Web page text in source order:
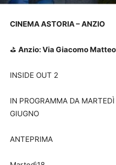
CINEMA ASTORIA – ANZIO
⛳️ Anzio: Via Giacomo
INSIDE OUT 2
IN PROGRAMMA DA
GIUGNO
ANTEPRIMA